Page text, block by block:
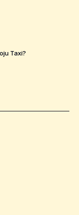
Taxi?